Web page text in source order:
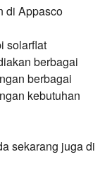
di Appasco
solarflat
berbagai
berbagai
kebutuhan
sekarang juga di